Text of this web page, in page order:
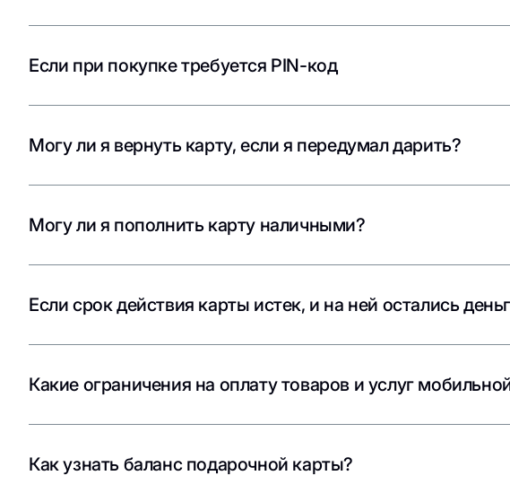
Если при покупке требуется PIN-код
Могу ли я вернуть карту, если я передумал дарить?
Могу ли я пополнить карту наличными?
Если срок действия карты истек, и на ней остались
Какие ограничения на оплату товаров и услуг
Как узнать баланс подарочной карты?